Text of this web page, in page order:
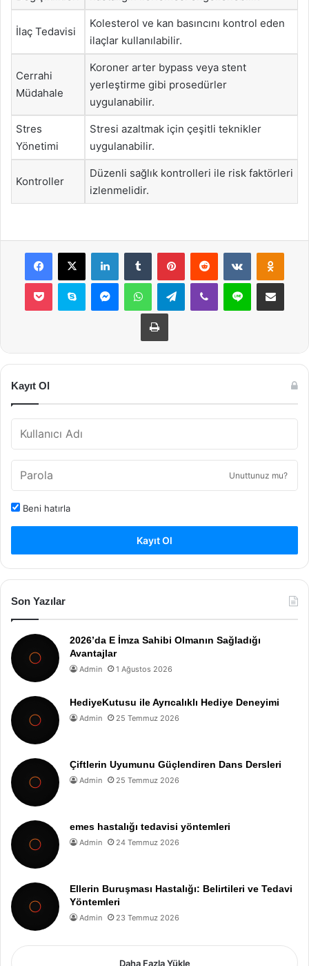
İlaç Tedavisi
Kolesterol ve kan basıncını kontrol eden
ilaçlar kullanılabilir.
Cerrahi
Müdahale
Koroner arter bypass veya stent
yerleştirme gibi prosedürler
uygulanabilir.
Stres
Yönetimi
Stresi azaltmak için çeşitli teknikler
uygulanabilir.
Kontroller
Düzenli sağlık kontrolleri ile risk faktörleri
izlenmelidir.
Facebook
X LinkedInTumblr PinterestReddit VKontakte
Pocket Skype MessengerWhatsAppTelegramViber Line E-Posta ile
Yazdır
Kayıt Ol
Unuttunuz mu?
Beni hatırla
Kayıt Ol
Son Yazılar
2026’da E İmza Sahibi Olmanın Sağladığı
Avantajlar
Admin 1 Ağustos 2026
HediyeKutusu ile Ayrıcalıklı Hediye Deneyimi
Admin 25 Temmuz 2026
Çiftlerin Uyumunu Güçlendiren Dans Dersleri
Admin 25 Temmuz 2026
emes hastalığı tedavisi yöntemleri
Admin 24 Temmuz 2026
Ellerin Buruşması Hastalığı: Belirtileri ve Tedavi
Yöntemleri
Admin 23 Temmuz 2026
Daha Fazla Yükle